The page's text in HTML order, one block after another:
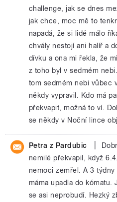
challenge, jak se dnes
jak chce, moc mě to
napadá, že si lidé málo
chvály nestojí ani halíř a
dívku a ona mi řekla, že
z toho byl v sedmém
tom sedmém nebi vůbec
někdy vypravil. Kdo má
překvapit, možná to ví.
se někdy v Noční lince
Petra z Pardubic
nemilé překvapil, když
nemoci zemřel. A 3
máma upadla do kómatu.
se asi neprobudí. Hezký